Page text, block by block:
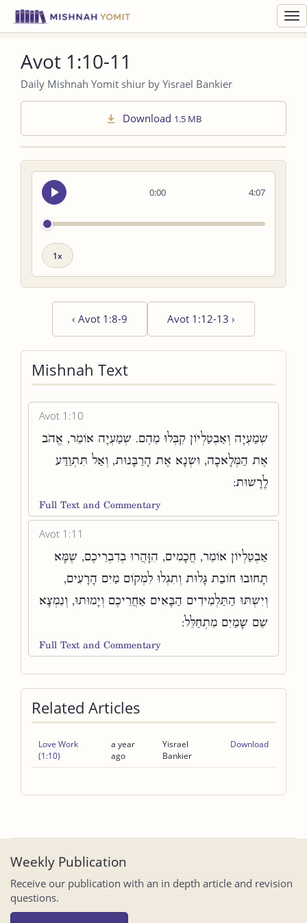
Avot 1:10-11
Daily Mishnah Yomit shiur by Yisrael Bankier
Download 1.5 MB
0:00
Seek
audio
4:07
Playback
‹ Avot 1:8-9 Avot 1:12-13 ›
Mishnah Text
Avot 1:10
שְׁמַעְיָה וְאַבְטַלְיוֹן קִבְּלוּ מֵהֶם. שְׁמַעְיָה אוֹמֵר, אֱהֹב
אֶת הַמְּלָאכָה, וּשְׂנָא אֶת הָרַבָּנוּת, וְאַל תִּתְוַדַּע
לָרָשׁוּת:
Full Text and Commentary
Avot 1:11
אַבְטַלְיוֹן אוֹמֵר, חֲכָמִים, הִזָּהֲרוּ בְדִבְרֵיכֶם, שֶׁמָּא
תָחוּבוּ חוֹבַת גָּלוּת וְתִגְלוּ לִמְקוֹם מַיִם הָרָעִים,
וְיִשְׁתּוּ הַתַּלְמִידִים הַבָּאִים אַחֲרֵיכֶם וְיָמוּתוּ, וְנִמְצָא
שֵׁם שָׁמַיִם מִתְחַלֵּל:
Full Text and Commentary
Related Articles
Love Work
(1:10)
a year
ago
Yisrael
Bankier
Download
Weekly Publication
Receive our publication with an in depth article and revision
questions.